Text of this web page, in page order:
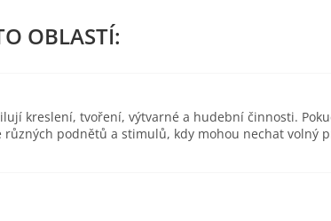
kreslení, tvoření, výtvarné a hudební činnosti.
podnětů a stimulů, kdy mohou nechat volný